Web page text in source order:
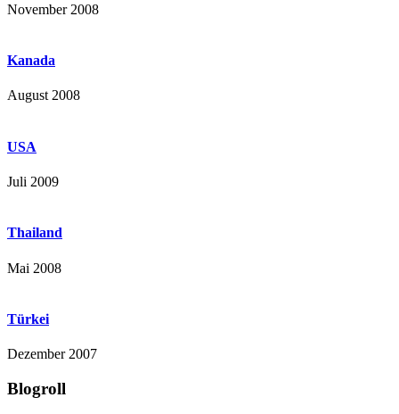
November 2008
Kanada
August 2008
USA
Juli 2009
Thailand
Mai 2008
Türkei
Dezember 2007
Blogroll